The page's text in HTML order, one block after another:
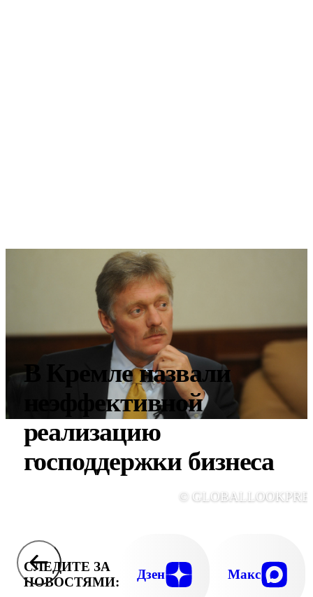
В Кремле назвали
неэффективной
реализацию
господдержки бизнеса
©
СЛЕДИТЕ ЗА
НОВОСТЯМИ:
Дзен Макс